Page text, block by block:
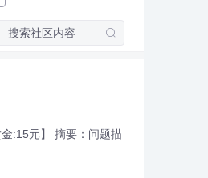
:15元】 摘要：问题描